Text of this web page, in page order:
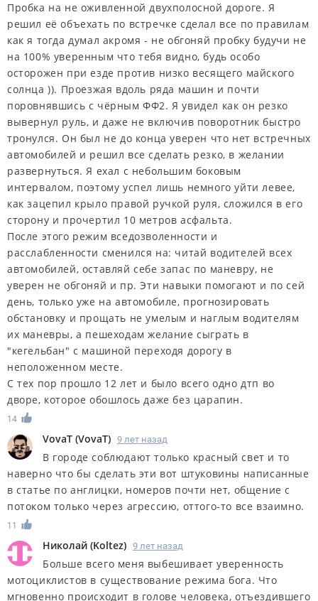
Пробка на не оживленной двухполосной дороге. Я
решил её объехать по встречке сделал все по правилам
как я тогда думал акромя - не обгоняй пробку будучи не
на 100% уверенным что тебя видно, будь особо
осторожен при езде против низко весящего майского
солнца )). Проезжая вдоль ряда машин и почти
поровнявшись с чёрным ФФ2. Я увидел как он резко
вывернул руль, и даже не включив поворотник быстро
тронулся. Он был не до конца уверен что нет встречных
автомобилей и решил все сделать резко, в желании
развернуться. Я ехал с небольшим боковым
интервалом, поэтому успел лишь немного уйти левее,
как зацепил крыло правой ручкой руля, сложился в его
сторону и прочертил 10 метров асфальта.
После этого режим вседозволенности и
расслабленности сменился на: читай водителей всех
автомобилей, оставляй себе запас по маневру, не
уверен не обгоняй и пр. Эти навыки помогают и по сей
день, только уже на автомобиле, прогнозировать
обстановку и прощать не умелым и наглым водителям
их маневры, а пешеходам желание сыграть в
"кегельбан" с машиной переходя дорогу в
неположенном месте.
С тех пор прошло 12 лет и было всего одно дтп во
дворе, которое обошлось даже без царапин.
14
VovaT (VovaT) 9 лет назад
В городе соблюдают только красный свет и то
наверно что бы сделать эти вот штуковины написанные
в статье по англицки, номеров почти нет, общение с
потоком только через агрессию, оттого-то все взаимно.
11
Николай (Koltez) 9 лет назад
Больше всего меня выбешивает уверенность
мотоциклистов в существование режима бога. Что
мгновенно происходит в голове человека, отъездившего